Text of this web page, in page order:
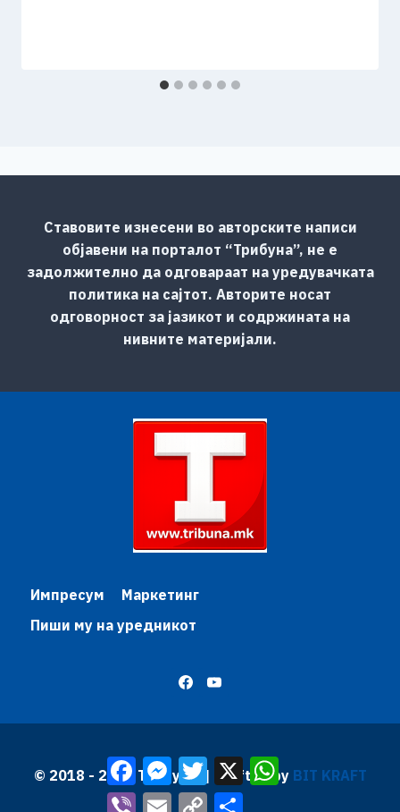
Ставовите изнесени во авторските написи
објавени на порталот “Трибуна”, не е
задолжително да одговараат на уредувачката
политика на сајтот. Авторите носат
одговорност за јазикот и содржината на
нивните материјали.
Импресум
Маркетинг
Пиши му на уредникот
© 2018 - 2026 Трибуна | Krafted by BIT KRAFT
FacebookMessenger
TwitterX
Viber
Email Copy